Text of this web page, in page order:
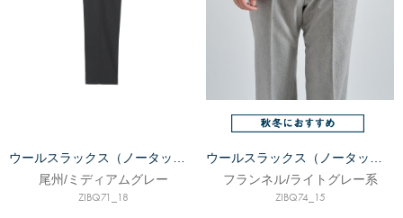
尾州/ミディアムグレー
ZIBQ71_18
フランネル/ライトグレー系
ZIBQ74_15